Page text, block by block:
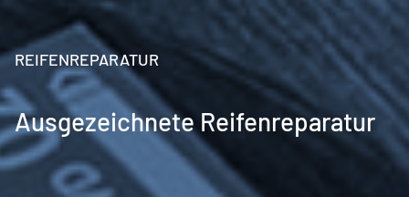
REIFENREPARATUR
Ausgezeichnete Reifenreparatur